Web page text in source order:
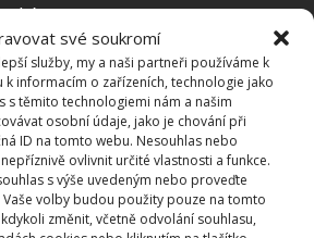
své soukromí
služby, my a naši partneři používáme k
informacím o zařízeních, technologie jako
s těmito technologiemi nám a našim
osobní údaje, jako je chování při
ID na tomto webu. Nesouhlas nebo
ovlivnit určité vlastnosti a funkce.
s výše uvedeným nebo proveďte
volby budou použity pouze na tomto
změnit, včetně odvolání souhlasu,
s mastnotou a usazenou
sporáku a jiných spotřebičích,
aviváže pro vyčištění
poradí si také s usazeninami
, vanách a umyvadlech.
kyselinu, nemusíte se obávat –
vedlejší poškození a je velmi
materiálu.